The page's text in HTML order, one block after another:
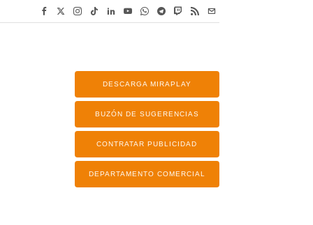
DESCARGA MIRAPLAY
BUZÓN DE SUGERENCIAS
CONTRATAR PUBLICIDAD
DEPARTAMENTO COMERCIAL